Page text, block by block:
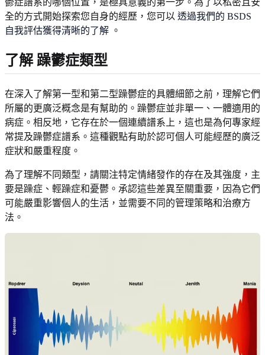
全的方式開始探索您自身的經歷，您可以 透過我們的 BSDS
自我評估獲得清晰的了解 。
了解 躁鬱症類型
在深入了解第一型和第二型躁鬱症的具體細節之前，理解它們
所屬的更廣泛概念是有幫助的。躁鬱症並非單一、一體適用的
病症。相反地，它存在於一個連續譜系上，這也是為何專家經
常提及躁鬱症譜系。這種觀點有助於認可個人可能經歷的廣泛
症狀和嚴重程度。
為了理解不同類型，請關注特定情緒發作的存在及其強度，主
要是躁症、輕躁症和憂鬱。承認這些差異至關重要，因為它們
可能嚴重影響個人的生活，並需要不同的管理策略和治療方
法。